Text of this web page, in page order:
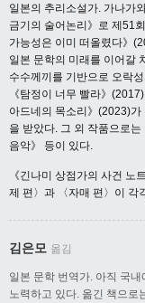
일본의 추리소설가. 가나가
금기의 술어논리》로 제51
가능성은 이미 떠올렸다》
일본 문학의 미래를 이어갈
수수께끼를 기반으로 오락
《탐정이 너무 빨라》
아드네의 목소리》(2023)
을 받았다. 그 외 작품으로
음악》 등이 있다.
《긴나미 상점가의 사건 노
제 편〉과 〈자매 편〉이 각
김은모 옮김
일본 문학 번역가. 아직 국
노력하고 있다. 옮긴 책으로